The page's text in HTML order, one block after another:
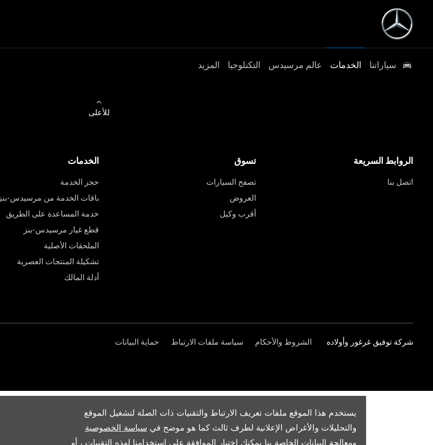
يستخدم هذا الموقع ملفات تعريف الارتباط والتقنيات ذات الصلة لتشغيل الموقع
والتحليلات والأغراض الإعلانية لطرف ثالث كما هو موضح في سياسة الخصوصية
ومعالجة البيانات الخاصة بنا يمكنك اختيار الموافقة على استخدامنا لهذه التقنيات ، أو
سياراتنا الخدمات عالم مرسيدس التكنلوجيا المزيد
للأعلى
الروابط السريعة
اتصل بنا
تسوق
تصفح السيارات
العروض
أقرب وكيل
الخدمات
حجز الخدمة
باقات الخدمة من مرسيدس-بنز
خدمة المساعدة على الطريق
قطع غيار مرسيدس-بنز
الملحقات الأصلية
تشكيلة المنتجات العصرية
أدلة المالك
شركة توفيق غرغور وأولاده الشروط والأحكام سياسة ملفات الارتباط حماية البيانات